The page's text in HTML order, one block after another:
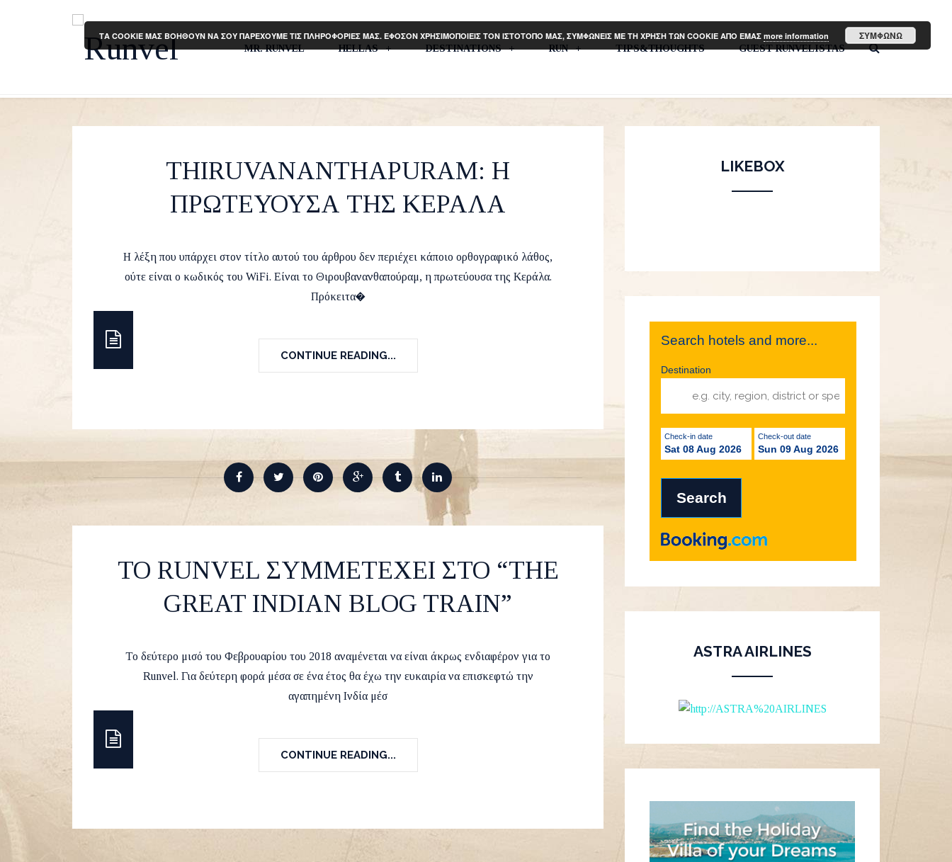
MR. RUNVEL HELLAS DESTINATIONS RUN TIPS&THOUGHTS GUEST RUNVELISTAS
THIRUVANANTHAPURAM: Η
ΠΡΩΤΕΥΟΥΣΑ ΤΗΣ ΚΕΡΑΛΑ
Runvel 13 February 2018 Asia Kerala Blog Express Travel
Η λέξη που υπάρχει στον τίτλο αυτού του άρθρου δεν περιέχει κάποιο ορθογραφικό λάθος,
ούτε είναι ο κωδικός του WiFi. Είναι το Θιρουβανανθαπούραμ, η πρωτεύουσα της Κεράλα.
Πρόκειτα�
CONTINUE READING...
ΤΟ RUNVEL ΣΥΜΜΕΤΕΧΕΙ ΣΤΟ “THE
GREAT INDIAN BLOG TRAIN”
Runvel Travel
Το δεύτερο μισό του Φεβρουαρίου του 2018 αναμένεται να είναι άκρως ενδιαφέρον για το
Runvel. Για δεύτερη φορά μέσα σε ένα έτος θα έχω την ευκαιρία να επισκεφτώ την
αγαπημένη Ινδία μέσ
CONTINUE READING...
LIKEBOX
Search hotels and more...
Destination
Check-in date
Sat 08 Aug 2026
Check-out date
Sun 09 Aug 2026
ASTRA AIRLINES
ΤΑ COOKIE ΜΑΣ ΒΟΗΘΟΥΝ ΝΑ ΣΟΥ ΠΑΡΕΧΟΥΜΕ ΤΙΣ ΠΛΗΡΟΦΟΡΙΕΣ ΜΑΣ. ΕΦΟΣΟΝ ΧΡΗΣΙΜΟΠΟΙΕΙΣ ΤΟΝ ΙΣΤΟΤΟΠΟ ΜΑΣ, ΣΥΜΦΩΝΕΙΣ ΜΕ ΤΗ ΧΡΗΣΗ ΤΩΝ COOKIE ΑΠΟ ΕΜΑΣ more information ΣΥΜΦΩΝΩ